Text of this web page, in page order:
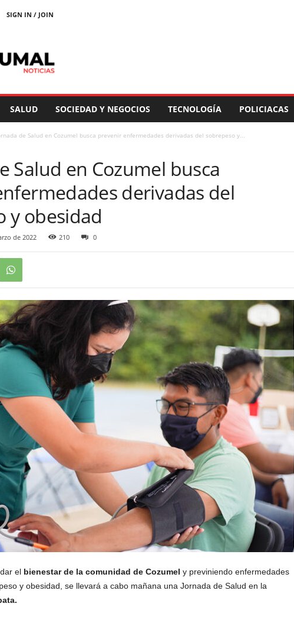
SIGN IN / JOIN
SALUD SOCIEDAD Y NEGOCIOS TECNOLOGÍA POLICIACAS
de Salud en Cozumel busca prevenir enfermedades derivadas del sobrepeso y...
Salud en Cozumel busca
derivadas del
y obesidad
de 2022 210 0
elbienestar de la comunidad de Cozumel y previniendo enfermedades
y obesidad, se llevará a cabo mañana una Jornada de Salud en la